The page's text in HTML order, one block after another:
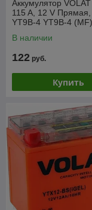
Аккумулятор
115 A, 12 V
YT9B-4 YT9B-4 (MF)
В наличии
122 руб.
Купить